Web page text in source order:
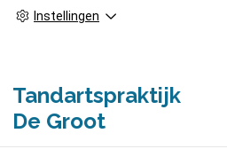
Instellingen
Tandartspraktijk
De Groot